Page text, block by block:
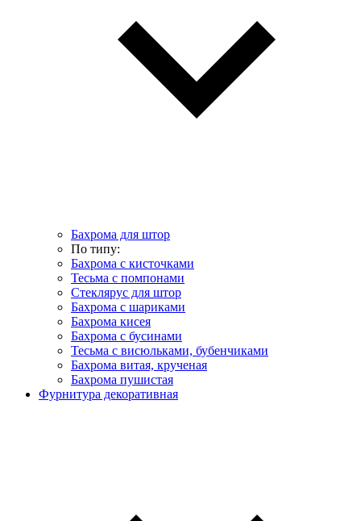
Бахрома для штор
По типу:
Бахрома с кисточками
Тесьма с помпонами
Стеклярус для штор
Бахрома с шариками
Бахрома кисея
Бахрома с бусинами
Тесьма с висюльками, бубенчиками
Бахрома витая, крученая
Бахрома пушистая
Фурнитура декоративная